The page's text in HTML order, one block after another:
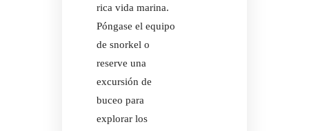
ACTIVIDADES
DESCUBRE LA
ISLA DE LAS
DESCUBRE LA
ISLA DE LAS
EXCURSIONES
rica vida marina.
Póngase el equipo
de snorkel o
reserve una
excursión de
buceo para
explorar los